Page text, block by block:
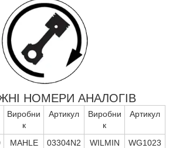
НОМЕРИ АНАЛОГІВ
Виробни
к
Артикул
Виробни
к
Артикул
MAHLE 03304N2
WILMIN
WG1023